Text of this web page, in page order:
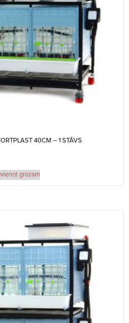
40CM – 1 STĀVS
grozam